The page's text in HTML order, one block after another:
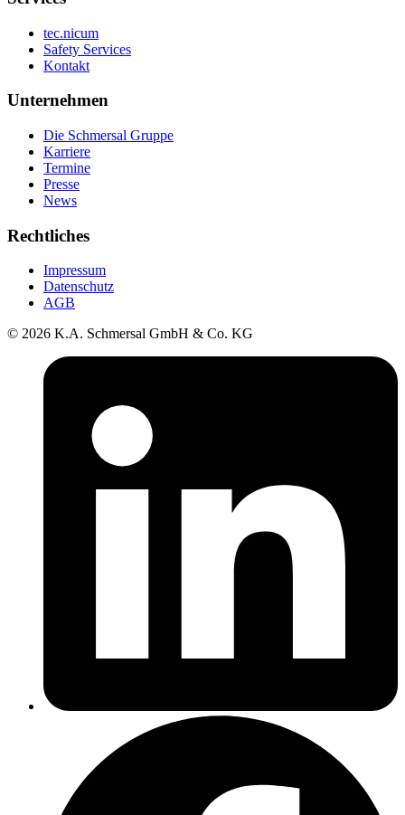
tec.nicum
Safety Services
Kontakt
Unternehmen
Die Schmersal Gruppe
Karriere
Termine
Presse
News
Rechtliches
Impressum
Datenschutz
AGB
© 2026 K.A. Schmersal GmbH & Co. KG